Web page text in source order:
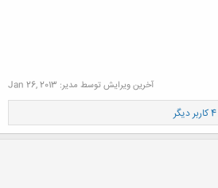
آخرین ویرایش توسط مدیر: Jan 26, 2013